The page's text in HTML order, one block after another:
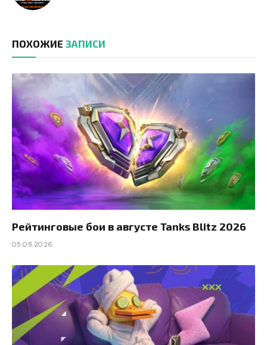
ПОХОЖИЕ ЗАПИСИ
Рейтинговые бои в августе Tanks Blitz 2026
05.08.2026